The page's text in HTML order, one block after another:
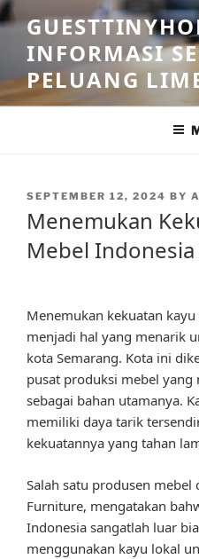
Skip
to
contentINFORMASI
PELUANG
POSTED
SEPTEMBER 12, 2024 BY
Menemukan
Mebel Indonesia
Menemukan kekuatan
menjadi hal yang menarik
kota Semarang. Kota ini
pusat produksi mebel
sebagai bahan utamanya.
memiliki daya tarik
kekuatannya yang tahan
Salah satu produsen mebel
Furniture, mengatakan
Indonesia sangatlah luar
menggunakan kayu lokal